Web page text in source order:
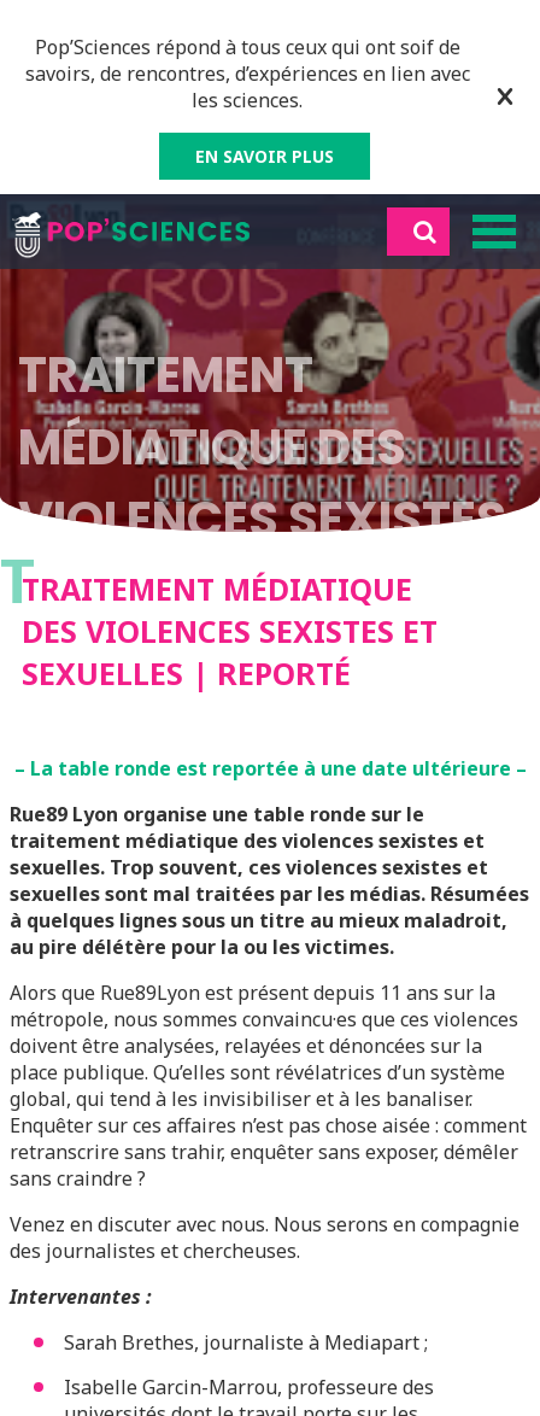
Pop’Sciences répond à tous ceux qui ont soif de
savoirs, de rencontres, d’expériences en lien avec
les sciences.
EN SAVOIR PLUS
TRAITEMENT
MÉDIATIQUE DES
VIOLENCES SEXISTES
ET SEXUELLES |
REPORTÉ
TTRAITEMENT MÉDIATIQUE
DES VIOLENCES SEXISTES ET
SEXUELLES | REPORTÉ
– La table ronde est reportée à une date ultérieure –
Rue89 Lyon organise une table ronde sur le
traitement médiatique des violences sexistes et
sexuelles. Trop souvent, ces violences sexistes et
sexuelles sont mal traitées par les médias. Résumées
à quelques lignes sous un titre au mieux maladroit,
au pire délétère pour la ou les victimes.
Alors que Rue89Lyon est présent depuis 11 ans sur la
métropole, nous sommes convaincu·es que ces violences
doivent être analysées, relayées et dénoncées sur la
place publique. Qu’elles sont révélatrices d’un système
global, qui tend à les invisibiliser et à les banaliser.
Enquêter sur ces affaires n’est pas chose aisée : comment
retranscrire sans trahir, enquêter sans exposer, démêler
sans craindre ?
Venez en discuter avec nous. Nous serons en compagnie
des journalistes et chercheuses.
Intervenantes :
Sarah Brethes, journaliste à Mediapart ;
Isabelle Garcin-Marrou, professeure des